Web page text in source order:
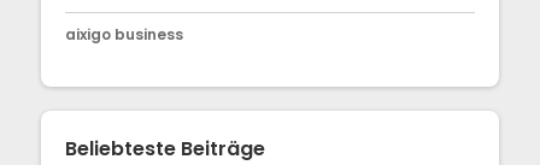
aixigo business
Beliebteste Beiträge